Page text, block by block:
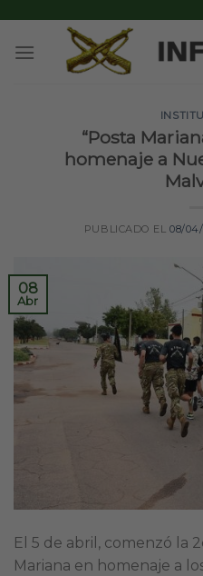
content
“Posta
homenaje a
PUBLICADO EL08/04/
08
Abr
El 5 de abril, comenzó la
Mariana en homenaje a